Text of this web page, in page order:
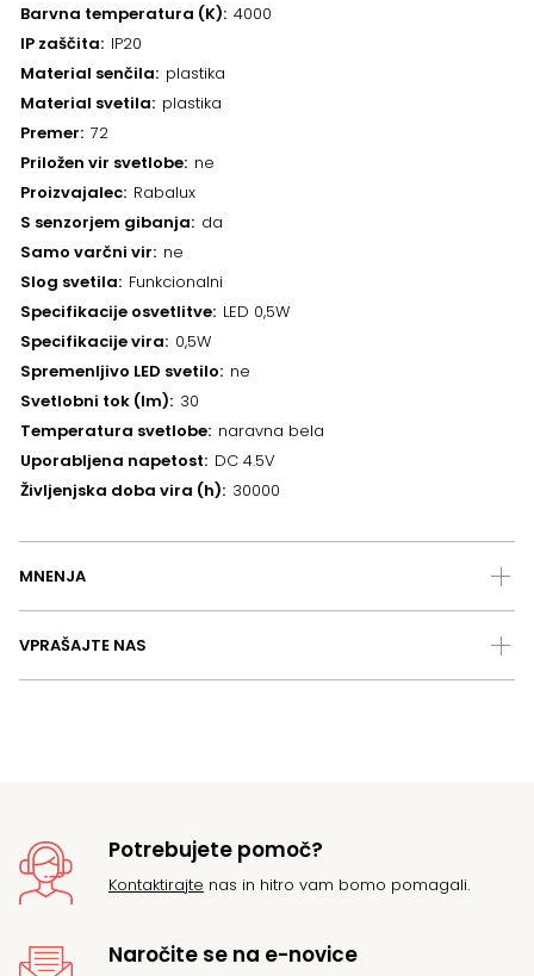
Barvna temperatura (K) 4000
IP zaščita IP20
Material senčila plastika
Material svetila plastika
Premer 72
Priložen vir svetlobe ne
Proizvajalec Rabalux
S senzorjem gibanja da
Samo varčni vir ne
Slog svetila Funkcionalni
Specifikacije osvetlitve LED 0,5W
Specifikacije vira 0,5W
Spremenljivo LED svetilo ne
Svetlobni tok (lm) 30
Temperatura svetlobe naravna bela
Uporabljena napetost DC 4.5V
Življenjska doba vira (h) 30000
MNENJA
VPRAŠAJTE NAS
Potrebujete pomoč?
Kontaktirajte nas in hitro vam bomo pomagali.
Naročite se na e-novice